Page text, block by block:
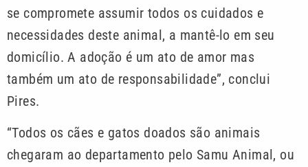
se compromete assumir todos os cuidados e
necessidades deste animal, a mantê-lo em seu
domicílio. A adoção é um ato de amor mas
também um ato de responsabilidade”, conclui
Pires.
“Todos os cães e gatos doados são animais
chegaram ao departamento pelo Samu Animal, ou